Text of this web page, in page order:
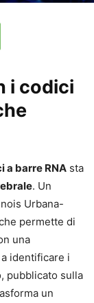
i codici
a barre RNA sta
. Un
Urbana-
permette di
una
identificare i
pubblicato sulla
un